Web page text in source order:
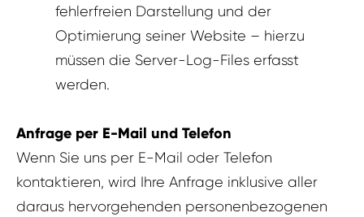
fehlerfreien Darstellung und der
Optimierung seiner Website – hierzu
müssen die Server-Log-Files erfasst
werden.
Anfrage per E-Mail und Telefon
Wenn Sie uns per E-Mail oder Telefon
kontaktieren, wird Ihre Anfrage inklusive aller
daraus hervorgehenden personenbezogenen